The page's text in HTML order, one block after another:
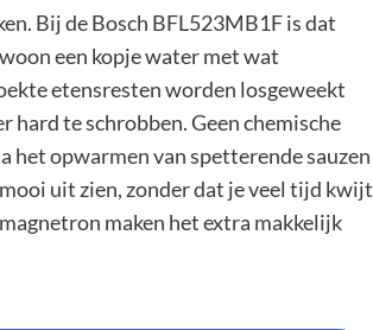
Bij de Bosch BFL523MB1F is dat
een kopje water met wat
etensresten worden losgeweekt
hard te schrobben. Geen chemische
het opwarmen van spetterende sauzen
uit zien, zonder dat je veel tijd kwijt
maken het extra makkelijk